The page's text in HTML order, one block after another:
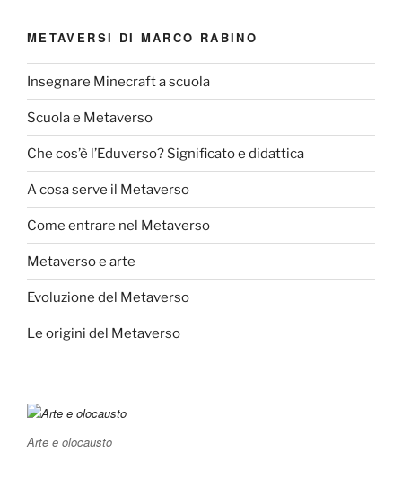
METAVERSI DI MARCO RABINO
Insegnare Minecraft a scuola
Scuola e Metaverso
Che cos’è l’Eduverso? Significato e didattica
A cosa serve il Metaverso
Come entrare nel Metaverso
Metaverso e arte
Evoluzione del Metaverso
Le origini del Metaverso
Arte e olocausto